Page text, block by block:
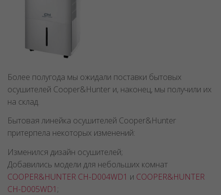
Более полугода мы ожидали поставки бытовых
осушителей Cooper&Hunter и, наконец, мы получили их
на склад.
Бытовая линейка осушителей Cooper&Hunter
притерпела некоторых изменений:
Изменился дизайн осушителей;
Добавились модели для небольших комнат
COOPER&HUNTER CH-D004WD1 и COOPER&HUNTER
CH-D005WD1 ;